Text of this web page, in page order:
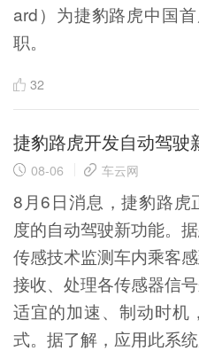
ard）为捷豹路虎中国
职。
32
捷豹路虎开发自动驾驶
08-06 车云网
8月6日消息，捷豹路虎
度的自动驾驶新功能。
传感技术监测车内乘客
接收、处理各传感器信
适宜的加速、制动时机
式。据了解，应用此系